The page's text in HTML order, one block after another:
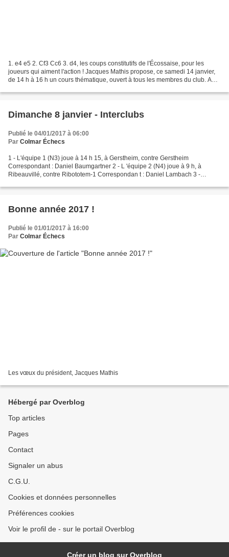
1. e4 e5 2. Cf3 Cc6 3. d4, les coups constitutifs de l'Écossaise, pour les
joueurs qui aiment l'action ! Jacques Mathis propose, ce samedi 14 janvier,
de 14 h à 16 h un cours thématique, ouvert à tous les membres du club. Au
Dimanche 8 janvier - Interclubs
Publié le 04/01/2017 à 06:00
Par Colmar Échecs
1 - L'équipe 1 (N3) joue à 14 h 15, à Gerstheim, contre Gerstheim
Correspondant : Daniel Baumgartner 2 - L 'équipe 2 (N4) joue à 9 h, à
Ribeauvillé, contre Ribototem-1 Correspondan t : Daniel Lambach 3 -
Bonne année 2017 !
Publié le 01/01/2017 à 16:00
Par Colmar Échecs
Les vœux du président, Jacques Mathis
Hébergé par Overblog
Top articles
Pages
Contact
Signaler un abus
C.G.U.
Cookies et données personnelles
Préférences cookies
Voir le profil de - sur le portail Overblog
Créer un blog sur Overblog